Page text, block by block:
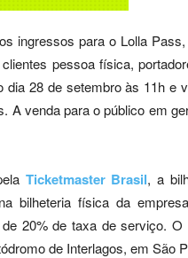
ingressos para o Lolla
pessoa física,
28 de setembro às 11h e
A venda para o público em
Ticketmaster Brasil, a
bilheteria física da
20% de taxa de serviço. O
de Interlagos, em São